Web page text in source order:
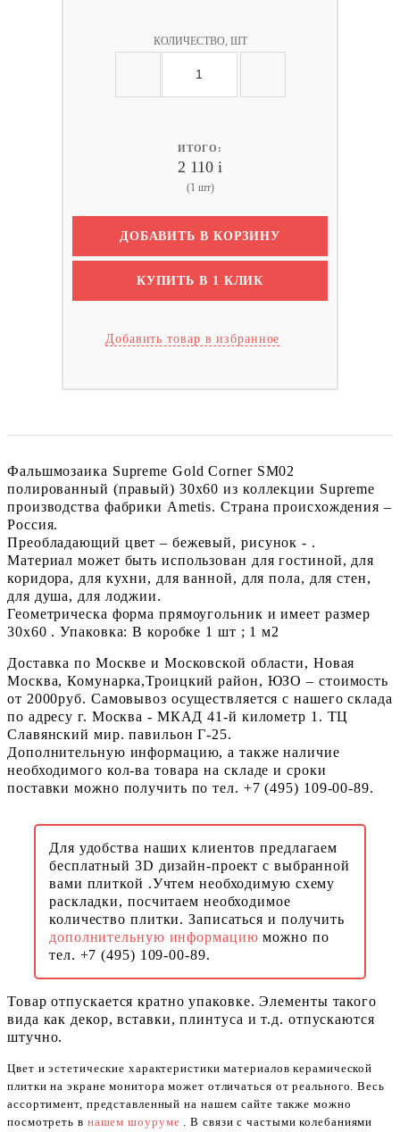
КОЛИЧЕСТВО, ШТ
ИТОГО:
2 110 i
(1 шт)
ДОБАВИТЬ В КОРЗИНУ
КУПИТЬ В 1 КЛИК
Добавить товар в избранное
Фальшмозаика Supreme Gold Corner SM02
полированный (правый) 30x60 из коллекции Supreme
производства фабрики Ametis. Страна происхождения –
Россия.
Преобладающий цвет – бежевый, рисунок - .
Материал может быть использован для гостиной, для
коридора, для кухни, для ванной, для пола, для стен,
для душа, для лоджии.
Геометрическа форма прямоугольник и имеет размер
30x60 . Упаковка: В коробке 1 шт ; 1 м2
Доставка по Москве и Московской области, Новая
Москва, Комунарка,Троицкий район, ЮЗО – стоимость
от 2000руб. Самовывоз осуществляется с нашего склада
по адресу г. Москва - МКАД 41-й километр 1. ТЦ
Славянский мир. павильон Г-25.
Дополнительную информацию, а также наличие
необходимого кол-ва товара на складе и сроки
поставки можно получить по тел. +7 (495) 109-00-89.
Для удобства наших клиентов предлагаем
бесплатный 3D дизайн-проект с выбранной
вами плиткой .Учтем необходимую схему
раскладки, посчитаем необходимое
количество плитки. Записаться и получить
дополнительную информациюможно по
тел. +7 (495) 109-00-89.
Товар отпускается кратно упаковке. Элементы такого
вида как декор, вставки, плинтуса и т.д. отпускаются
штучно.
Цвет и эстетические характеристики материалов керамической
плитки на экране монитора может отличаться от реального. Весь
ассортимент, представленный на нашем сайте также можно
посмотреть в нашем шоуруме . В связи с частыми колебаниями